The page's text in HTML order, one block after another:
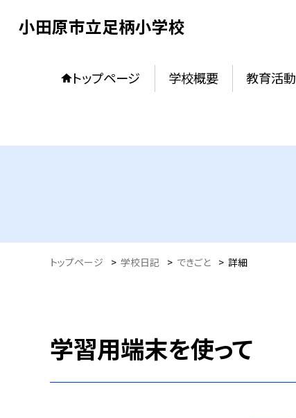
小田原市立足柄小学校
トップページ 学校概要 教育活動
トップページ > 学校日記 > できごと > 詳細
学習用端末を使って